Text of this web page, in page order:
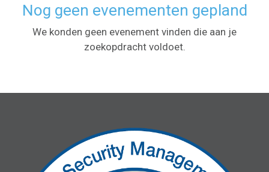
Nog geen evenementen gepland
We konden geen evenement vinden die aan je
zoekopdracht voldoet.